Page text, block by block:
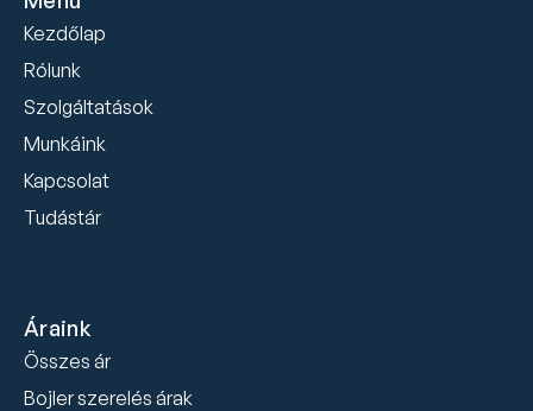
Kezdőlap
Rólunk
Szolgáltatások
Munkáink
Kapcsolat
Tudástár
Áraink
Összes ár
Bojler szerelés árak